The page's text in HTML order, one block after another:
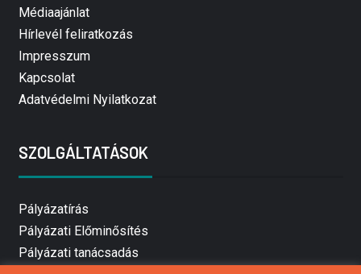
Médiaajánlat
Hírlevél feliratkozás
Impresszum
Kapcsolat
Adatvédelmi Nyilatkozat
SZOLGÁLTATÁSOK
Pályázatírás
Pályázati Előminősítés
Pályázati tanácsadás